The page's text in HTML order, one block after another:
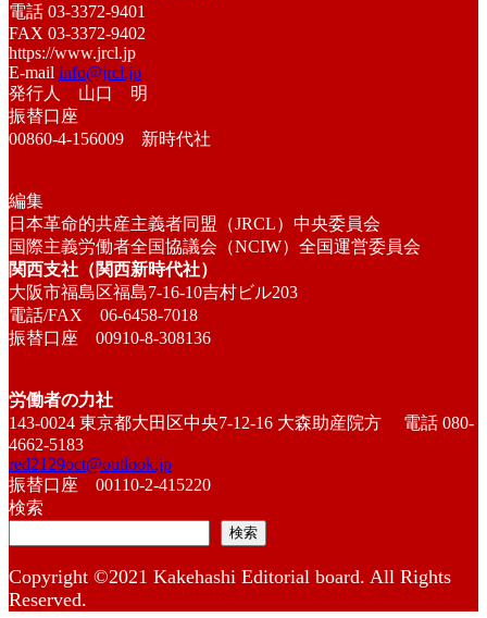
電話 03-3372-9401
FAX 03-3372-9402
https://www.jrcl.jp
E-mail info@jrcl.jp
発行人 山口 明
振替口座
00860-4-156009 新時代社
編集
日本革命的共産主義者同盟（JRCL）中央委員会
国際主義労働者全国協議会（NCIW）全国運営委員会
関西支社（関西新時代社）
大阪市福島区福島7-16-10吉村ビル203
電話/FAX 06-6458-7018
振替口座 00910-8-308136
労働者の力社
143-0024 東京都大田区中央7-12-16 大森助産院方 電話 080-
4662-5183
red2129oct@outlook.jp
振替口座 00110-2-415220
検索
検索
Copyright ©2021 Kakehashi Editorial board. All Rights
Reserved.